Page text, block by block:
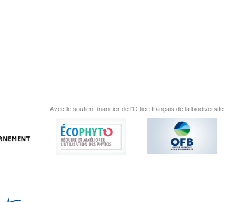
Avec le soutien financier de l'Office français de la biodiversité